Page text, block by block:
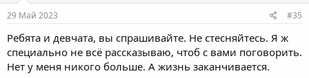
29 Май 2023 #35
Ребята и девчата, вы спрашивайте. Не стесняйтесь. Я ж
специально не всё рассказываю, чтоб с вами поговорить.
Нет у меня никого больше. А жизнь заканчивается.